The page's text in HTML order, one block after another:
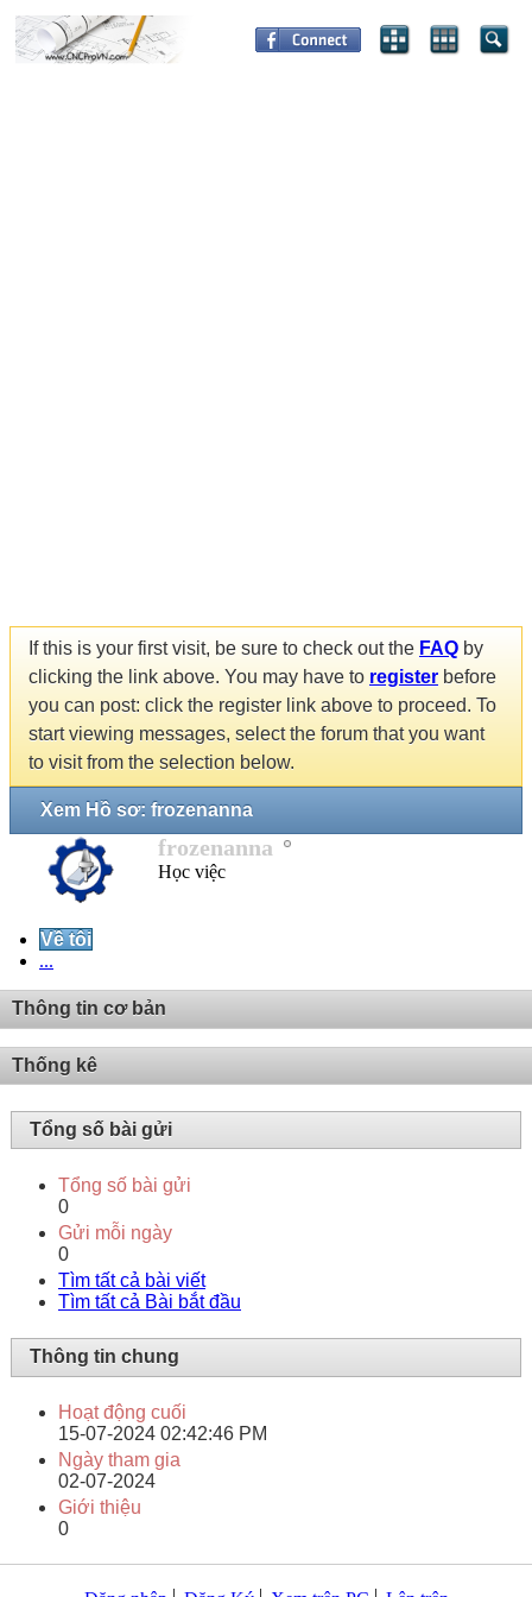
If this is your first visit, be sure to check out the FAQ by
clicking the link above. You may have to register before
you can post: click the register link above to proceed. To
start viewing messages, select the forum that you want
to visit from the selection below.
Xem Hồ sơ: frozenanna
frozenanna
Học việc
Về tôi
...
Thông tin cơ bản
Thống kê
Tổng số bài gửi
Tổng số bài gửi
0
Gửi mỗi ngày
0
Tìm tất cả bài viết
Tìm tất cả Bài bắt đầu
Thông tin chung
Hoạt động cuối
15-07-2024 02:42:46 PM
Ngày tham gia
02-07-2024
Giới thiệu
0